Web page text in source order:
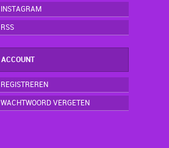
INSTAGRAM
RSS
ACCOUNT
REGISTREREN
WACHTWOORD VERGETEN